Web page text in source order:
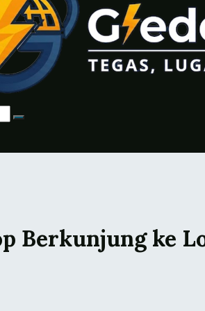
Berkunjung ke